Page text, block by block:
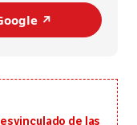
↗️
de las